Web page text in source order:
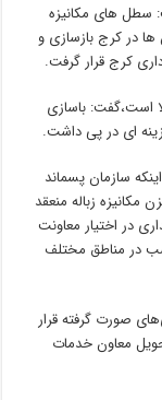
سطل های مکانیزه
ها در کرج بازسازی و
کرج قرار گرفت.
است،‌گفت: باسازی
ای در پی داشت.
سازمان پسماند
نیز قراردادی در خصوص خرید ۴۰۰ مخزن مکانیزه زباله منعقد
در اختیار معاونت
در مناطق مختلف
صورت گرفته قرار
ماه جاری تحویل معاون خدمات